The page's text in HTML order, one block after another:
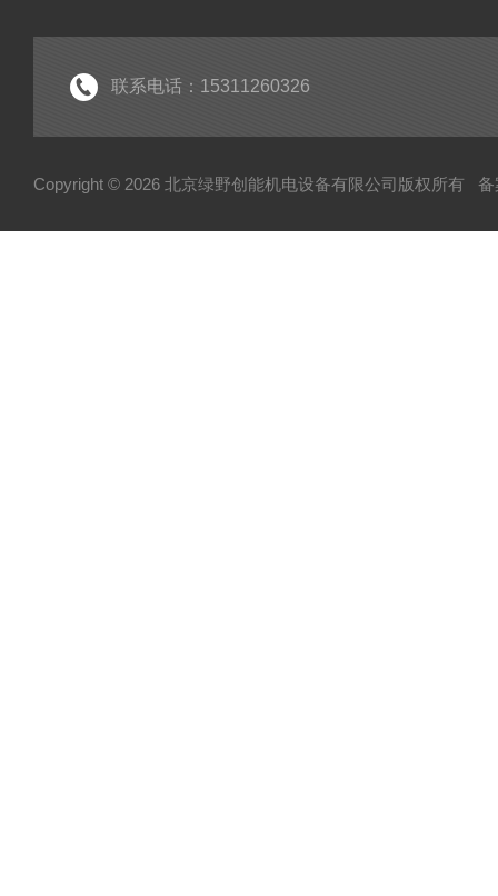
联系电话：15311260326
Copyright © 2026 北京绿野创能机电设备有限公司版权所有 备